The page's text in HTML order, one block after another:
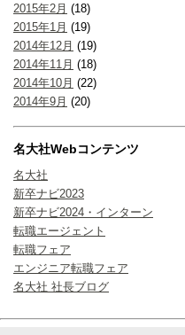
2015年2月 (18)
2015年1月 (19)
2014年12月 (19)
2014年11月 (18)
2014年10月 (22)
2014年9月 (20)
名大社Webコンテンツ
名大社
新卒ナビ2023
新卒ナビ2024・インターン
転職エージェント
転職フェア
エンジニア転職フェア
名大社 社長ブログ